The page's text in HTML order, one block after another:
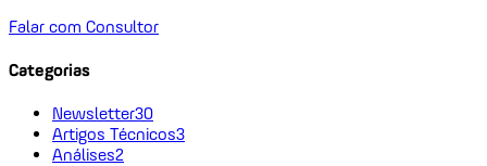
Falar com Consultor
Categorias
Newsletter30
Artigos Técnicos3
Análises2